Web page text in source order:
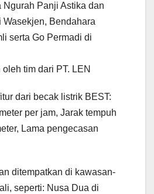
Ngurah Panji Astika dan
Bendahara
serta Go Permadi di
tim dari PT. LEN
dari becak listrik BEST:
per jam, Jarak tempuh
Lama pengecasan
ditempatkan di kawasan-
seperti: Nusa Dua di